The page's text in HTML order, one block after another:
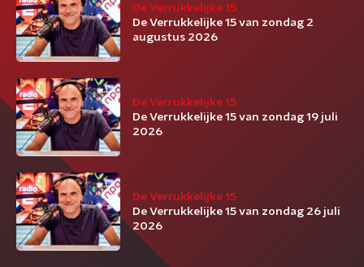
De Verrukkelijke 15
De Verrukkelijke 15 van zondag 2
augustus 2026
De Verrukkelijke 15
De Verrukkelijke 15 van zondag 19 juli
2026
De Verrukkelijke 15
De Verrukkelijke 15 van zondag 26 juli
2026